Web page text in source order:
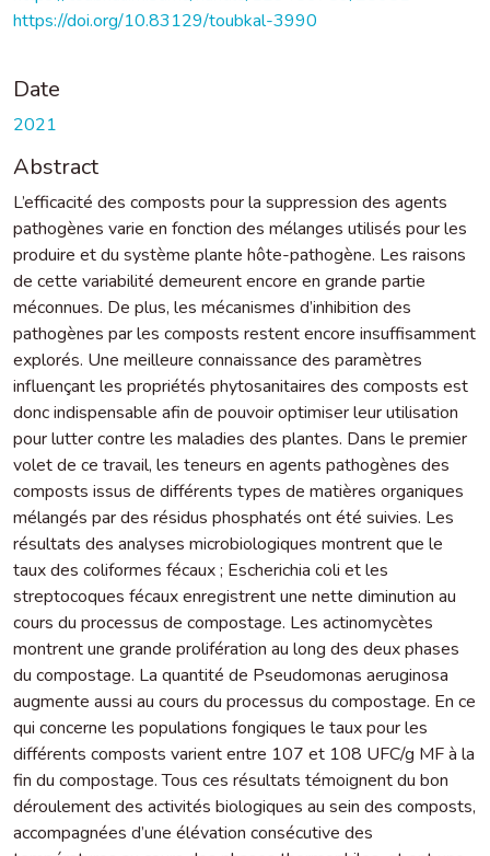
https://doi.org/10.83129/toubkal-3990
Date
2021
Abstract
L’efficacité des composts pour la suppression des agents
pathogènes varie en fonction des mélanges utilisés pour les
produire et du système plante hôte-pathogène. Les raisons
de cette variabilité demeurent encore en grande partie
méconnues. De plus, les mécanismes d’inhibition des
pathogènes par les composts restent encore insuffisamment
explorés. Une meilleure connaissance des paramètres
influençant les propriétés phytosanitaires des composts est
donc indispensable afin de pouvoir optimiser leur utilisation
pour lutter contre les maladies des plantes. Dans le premier
volet de ce travail, les teneurs en agents pathogènes des
composts issus de différents types de matières organiques
mélangés par des résidus phosphatés ont été suivies. Les
résultats des analyses microbiologiques montrent que le
taux des coliformes fécaux ; Escherichia coli et les
streptocoques fécaux enregistrent une nette diminution au
cours du processus de compostage. Les actinomycètes
montrent une grande prolifération au long des deux phases
du compostage. La quantité de Pseudomonas aeruginosa
augmente aussi au cours du processus du compostage. En ce
qui concerne les populations fongiques le taux pour les
différents composts varient entre 107 et 108 UFC/g MF à la
fin du compostage. Tous ces résultats témoignent du bon
déroulement des activités biologiques au sein des composts,
accompagnées d’une élévation consécutive des